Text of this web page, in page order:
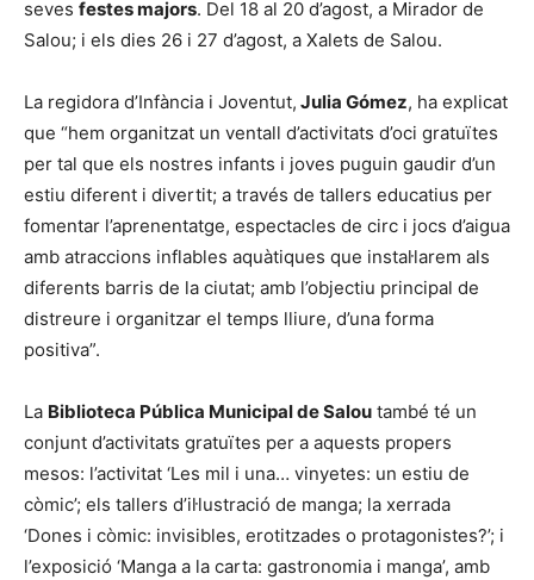
seves festes majors. Del 18 al 20 d’agost, a Mirador de
Salou; i els dies 26 i 27 d’agost, a Xalets de Salou.
La regidora d’Infància i Joventut, Julia Gómez, ha explicat
que “hem organitzat un ventall d’activitats d’oci gratuïtes
per tal que els nostres infants i joves puguin gaudir d’un
estiu diferent i divertit; a través de tallers educatius per
fomentar l’aprenentatge, espectacles de circ i jocs d’aigua
amb atraccions inflables aquàtiques que instal·larem als
diferents barris de la ciutat; amb l’objectiu principal de
distreure i organitzar el temps lliure, d’una forma
positiva”.
La Biblioteca Pública Municipal de Salou també té un
conjunt d’activitats gratuïtes per a aquests propers
mesos: l’activitat ‘Les mil i una… vinyetes: un estiu de
còmic’; els tallers d’il·lustració de manga; la xerrada
‘Dones i còmic: invisibles, erotitzades o protagonistes?’; i
l’exposició ‘Manga a la carta: gastronomia i manga’, amb